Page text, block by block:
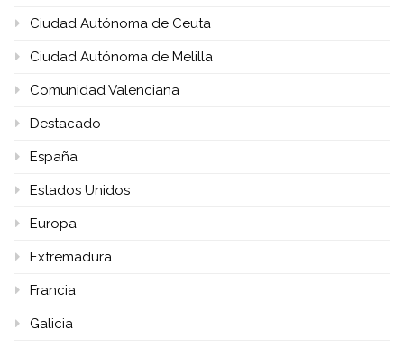
Ciudad Autónoma de Ceuta
Ciudad Autónoma de Melilla
Comunidad Valenciana
Destacado
España
Estados Unidos
Europa
Extremadura
Francia
Galicia